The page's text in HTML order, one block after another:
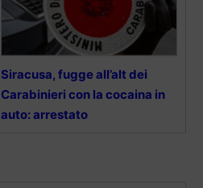
Siracusa, fugge all’alt dei
Carabinieri con la cocaina in
auto: arrestato